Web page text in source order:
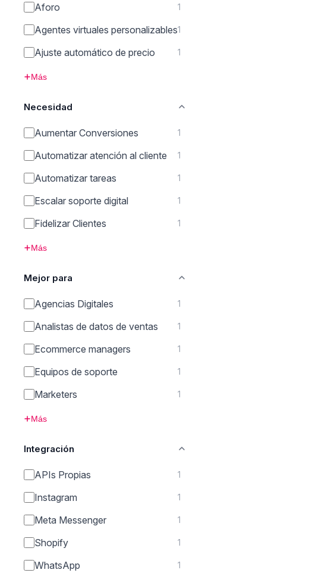
Aforo 1
Agentes virtuales personalizables1
Ajuste automático de precio 1
Más
Necesidad
Aumentar Conversiones 1
Automatizar atención al cliente 1
Automatizar tareas 1
Escalar soporte digital 1
Fidelizar Clientes 1
Más
Mejor para
Agencias Digitales 1
Analistas de datos de ventas 1
Ecommerce managers 1
Equipos de soporte 1
Marketers 1
Más
Integración
APIs Propias 1
Instagram 1
Meta Messenger 1
Shopify 1
WhatsApp 1